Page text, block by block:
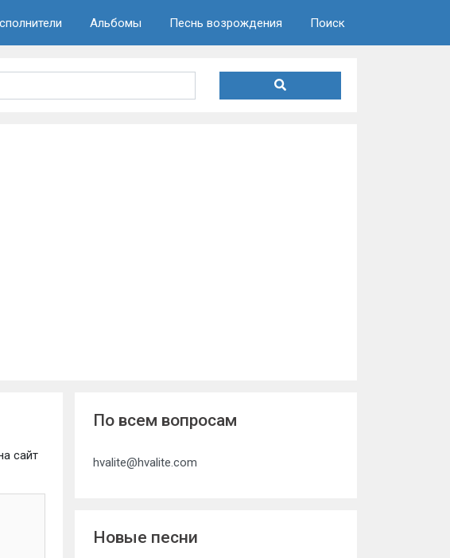
Альбомы Песнь возрождения Поиск
сайт
По всем вопросам
hvalite@hvalite.com
Новые песни